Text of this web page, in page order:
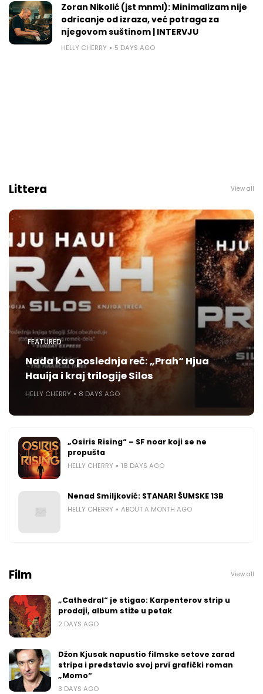
Zoran Nikolić (jst mnml): Minimalizam nije
odricanje od izraza, već potraga za
njegovom suštinom | INTERVJU
HELLY CHERRY 5 DAYS AGO
Littera View all
FEATURED
Nada kao poslednja reč: „Prah“ Hjua
Hauija i kraj trilogije Silos
HELLY CHERRY 8 DAYS AGO
„Osiris Rising“ – SF noar koji se ne
propušta
HELLY CHERRY 18 DAYS AGO
Nenad Smiljković: STANARI ŠUMSKE 13B
HELLY CHERRY ABOUT A MONTH AGO
Film View all
„Cathedral“ je stigao: Karpenterov strip u
prodaji, album stiže u petak
2 DAYS AGO
Džon Kjusak napustio filmske setove zarad
stripa i predstavio svoj prvi grafički roman
„Momo“
3 DAYS AGO